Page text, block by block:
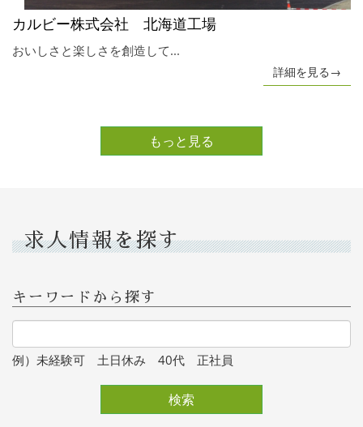
カルビー株式会社 北海道工場
おいしさと楽しさを創造して...
詳細を見る→
もっと見る
求人情報を探す
キーワードから探す
例）未経験可 土日休み 40代 正社員
検索